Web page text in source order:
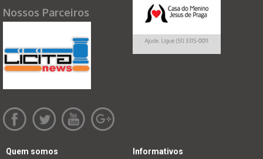
Nossos Parceiros
Quem somos Informativos